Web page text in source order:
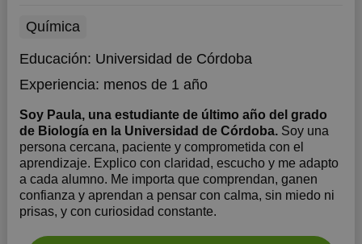
Química
Educación: Universidad de Córdoba
Experiencia: menos de 1 año
Soy Paula, una estudiante de último año del grado
de Biología en la Universidad de Córdoba. Soy una
persona cercana, paciente y comprometida con el
aprendizaje. Explico con claridad, escucho y me adapto
a cada alumno. Me importa que comprendan, ganen
confianza y aprendan a pensar con calma, sin miedo ni
prisas, y con curiosidad constante.